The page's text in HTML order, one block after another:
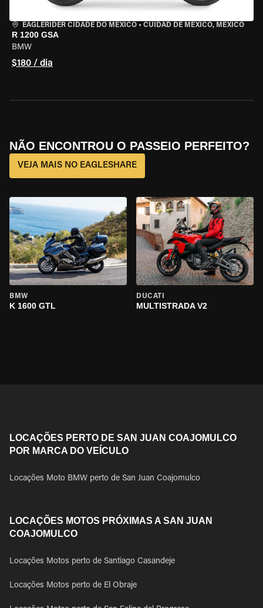
EAGLERIDER CIDADE DO MÉXICO • CUIDAD DE MEXICO, MEXICO
R 1200 GSA
BMW
$180 / dia
NÃO ENCONTROU O PASSEIO PERFEITO?
VEJA MAIS NO EAGLESHARE
BMW
K 1600 GTL
DUCATI
MULTISTRADA V2
LOCAÇÕES PERTO DE SAN JUAN COAJOMULCO
POR MARCA DO VEÍCULO
Locações Moto BMW perto de San Juan Coajomulco
LOCAÇÕES MOTOS PRÓXIMAS A SAN JUAN
COAJOMULCO
Locações Motos perto de Santiago Casandeje
Locações Motos perto de El Obraje